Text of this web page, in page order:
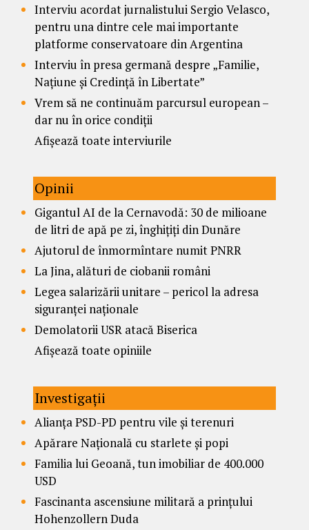
Interviu acordat jurnalistului Sergio Velasco,
pentru una dintre cele mai importante
platforme conservatoare din Argentina
Interviu în presa germană despre „Familie,
Națiune și Credință în Libertate”
Vrem să ne continuăm parcursul european –
dar nu în orice condiții
Afișează toate interviurile
Opinii
Gigantul AI de la Cernavodă: 30 de milioane
de litri de apă pe zi, înghițiți din Dunăre
Ajutorul de înmormîntare numit PNRR
La Jina, alături de ciobanii români
Legea salarizării unitare – pericol la adresa
siguranței naționale
Demolatorii USR atacă Biserica
Afișează toate opiniile
Investigații
Alianța PSD-PD pentru vile și terenuri
Apărare Națională cu starlete și popi
Familia lui Geoană, tun imobiliar de 400.000
USD
Fascinanta ascensiune militară a prințului
Hohenzollern Duda